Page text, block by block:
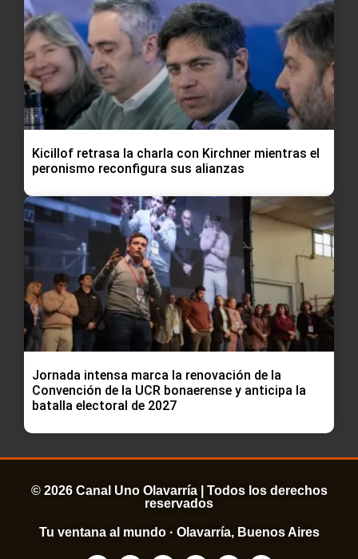
Kicillof retrasa la charla con Kirchner mientras el
peronismo reconfigura sus alianzas
Jornada intensa marca la renovación de la
Convención de la UCR bonaerense y anticipa la
batalla electoral de 2027
© 2026 Canal Uno Olavarría | Todos los derechos
reservados
Tu ventana al mundo · Olavarría, Buenos Aires